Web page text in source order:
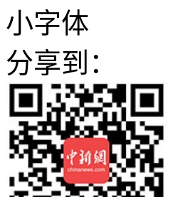
小字体
分享到：